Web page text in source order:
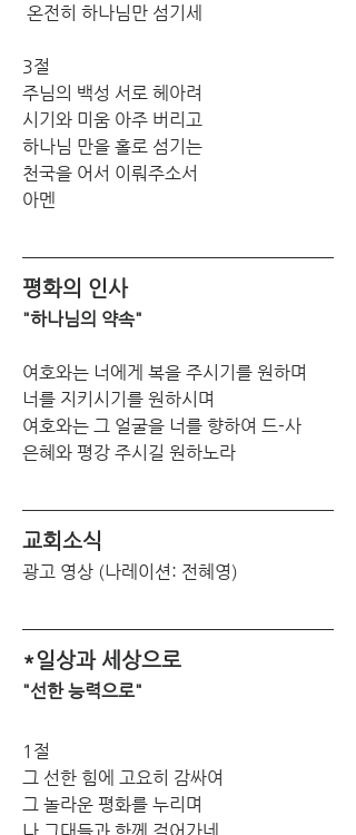
온전히 하나님만 섬기세
3절
주님의 백성 서로 헤아려
시기와 미움 아주 버리고
하나님 만을 홀로 섬기는
천국을 어서 이뤄주소서
아멘
평화의 인사
"하나님의 약속"
여호와는 너에게 복을 주시기를 원하며
너를 지키시기를 원하시며
여호와는 그 얼굴을 너를 향하여 드-사
은혜와 평강 주시길 원하노라
교회소식
광고 영상 (나레이션: 전혜영)
*일상과 세상으로
"선한 능력으로"
1절
그 선한 힘에 고요히 감싸여
그 놀라운 평화를 누리며